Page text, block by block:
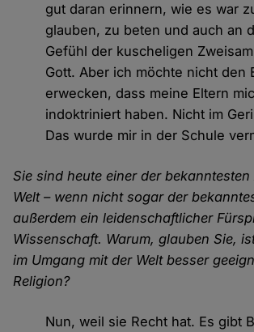
gut daran erinnern, wie es war
glauben, zu beten und auch an
Gefühl der kuscheligen
Gott. Aber ich möchte nicht den
erwecken, dass meine Eltern
indoktriniert haben. Nicht im
Das wurde mir in der Schule
Sie sind heute einer der
Welt – wenn nicht sogar der
außerdem ein leidenschaftlicher
Wissenschaft. Warum, glauben Sie,
im Umgang mit der Welt besser
Religion?
Nun, weil sie Recht hat. Es gibt